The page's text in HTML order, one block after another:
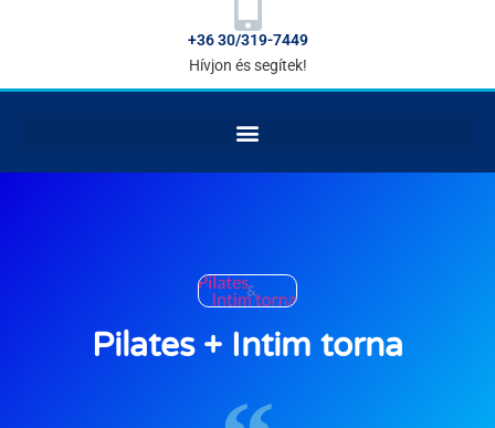
+36 30/319-7449
Hívjon és segítek!
Pilates + Intim torna